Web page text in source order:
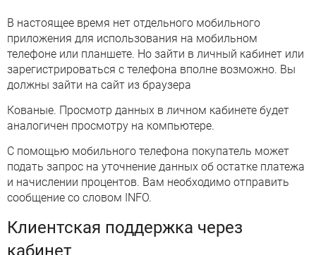
В настоящее время нет отдельного мобильного
приложения для использования на мобильном
телефоне или планшете. Но зайти в личный кабинет или
зарегистрироваться с телефона вполне возможно. Вы
должны зайти на сайт из браузера
Кованые. Просмотр данных в личном кабинете будет
аналогичен просмотру на компьютере.
С помощью мобильного телефона покупатель может
подать запрос на уточнение данных об остатке платежа
и начислении процентов. Вам необходимо отправить
сообщение со словом INFO.
Клиентская поддержка через
кабинет